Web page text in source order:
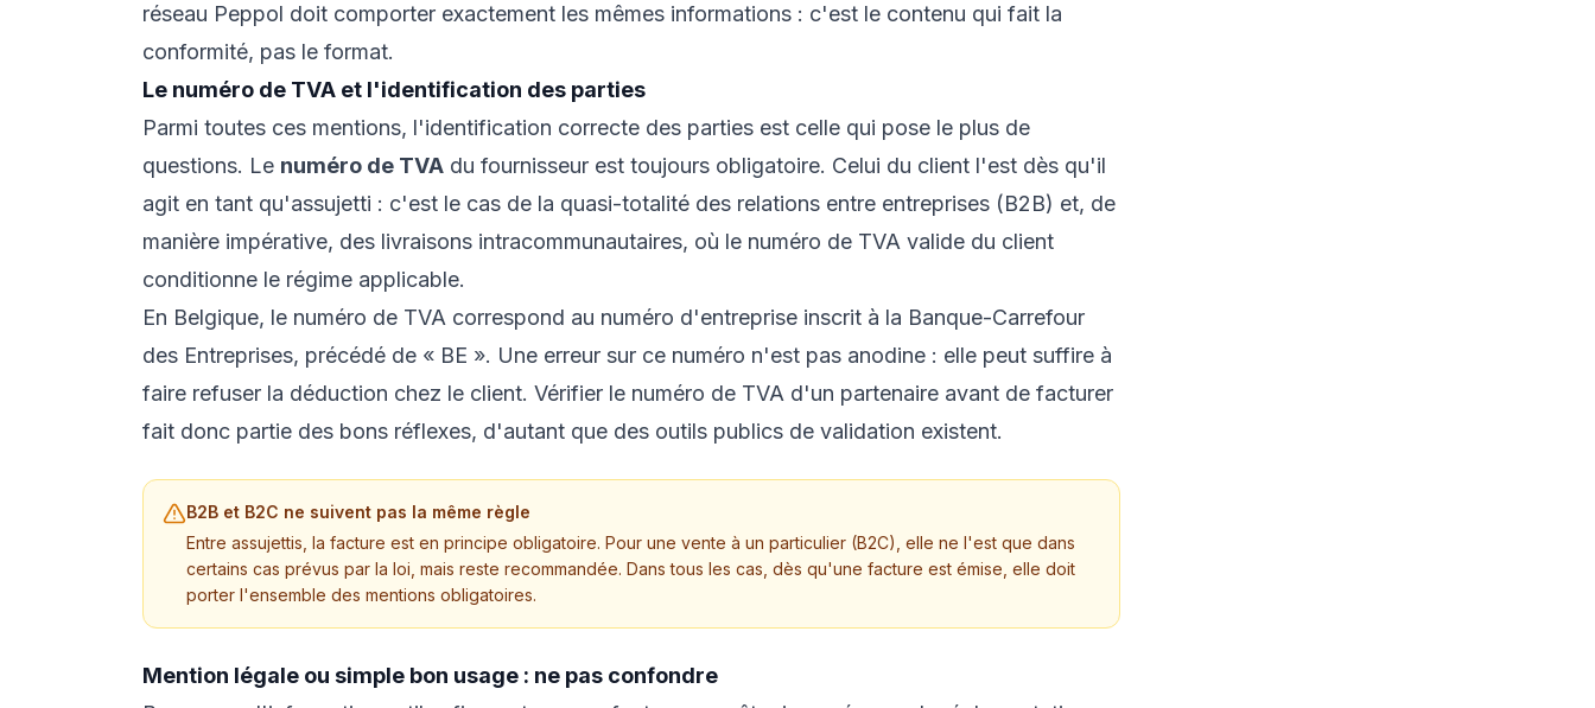
réseau Peppol doit comporter exactement les mêmes informations : c'est le contenu qui fait la
conformité, pas le format.
Le numéro de TVA et l'identification des parties
Parmi toutes ces mentions, l'identification correcte des parties est celle qui pose le plus de
questions. Le numéro de TVA du fournisseur est toujours obligatoire. Celui du client l'est dès qu'il
agit en tant qu'assujetti : c'est le cas de la quasi-totalité des relations entre entreprises (B2B) et, de
manière impérative, des livraisons intracommunautaires, où le numéro de TVA valide du client
conditionne le régime applicable.
En Belgique, le numéro de TVA correspond au numéro d'entreprise inscrit à la Banque-Carrefour
des Entreprises, précédé de « BE ». Une erreur sur ce numéro n'est pas anodine : elle peut suffire à
faire refuser la déduction chez le client. Vérifier le numéro de TVA d'un partenaire avant de facturer
fait donc partie des bons réflexes, d'autant que des outils publics de validation existent.
B2B et B2C ne suivent pas la même règle
Entre assujettis, la facture est en principe obligatoire. Pour une vente à un particulier (B2C), elle ne l'est que dans
certains cas prévus par la loi, mais reste recommandée. Dans tous les cas, dès qu'une facture est émise, elle doit
porter l'ensemble des mentions obligatoires.
Mention légale ou simple bon usage : ne pas confondre